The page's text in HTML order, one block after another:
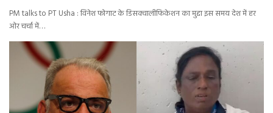
PM talks to PT Usha : विनेश फोगाट के डिसक्वालीफिकेशन का मुद्दा इस समय देश में हर
ओर चर्चा में…